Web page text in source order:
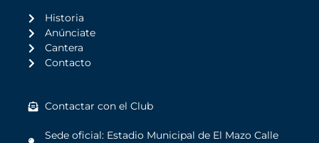
Historia
Anúnciate
Cantera
Contacto
Contactar con el Club
Sede oficial: Estadio Municipal de El Mazo Calle